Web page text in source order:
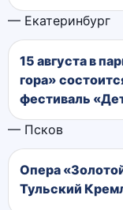
— Екатеринбург
15 августа в
гора»
фестиваль
— Псков
Опера
Тульский